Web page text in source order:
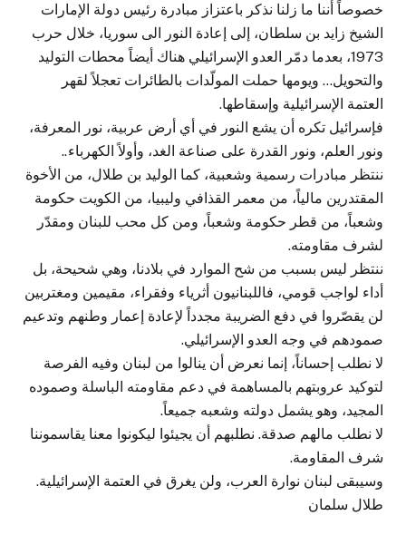
خصوصاً أننا ما زلنا نذكر باعتزاز مبادرة رئيس دولة الإمارات
الشيخ زايد بن سلطان، إلى إعادة النور الى سوريا، خلال حرب
1973، بعدما دمّر العدو الإسرائيلي هناك أيضاً محطات التوليد
والتحويل… ويومها حملت المولّدات بالطائرات تعجلاً لقهر
العتمة الإسرائيلية وإسقاطها.
فإسرائيل تكره أن يشع النور في أي أرض عربية، نور المعرفة،
ونور العلم، ونور القدرة على صناعة الغد، وأولاً الكهرباء..
ننتظر مبادرات رسمية وشعبية، كما الوليد بن طلال، من الأخوة
المقتدرين مالياً، من معمر القذافي وليبيا، من الكويت حكومة
وشعباً، من قطر حكومة وشعباً، ومن كل محب للبنان ومقدّر
لشرف مقاومته.
ننتظر ليس بسبب من شح الموارد في بلادنا، وهي شحيحة، بل
أداء لواجب قومي، فاللبنانيون أثرياء وفقراء، مقيمين ومغتربين
لن يقصّروا في دفع الضريبة مجدداً لإعادة إعمار وطنهم وتدعيم
صمودهم في وجه العدو الإسرائيلي.
لا نطلب إحساناً، إنما نعرض أن ينالوا من لبنان وفيه الفرصة
لتوكيد عروبتهم بالمساهمة في دعم مقاومته الباسلة وصموده
المجيد، وهو يشمل دولته وشعبه جميعاً.
لا نطلب مالهم صدقة. نطلبهم أن يجيئوا ليكونوا معنا يقاسموننا
شرف المقاومة.
وسيبقى لبنان نوارة العرب، ولن يغرق في العتمة الإسرائيلية.
طلال سلمان